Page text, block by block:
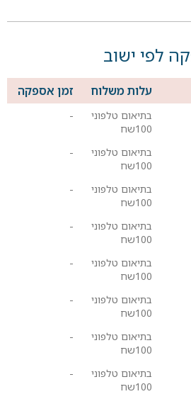
לפי ישוב
עלות משלוח זמן אספקה
בתיאום טלפוני
100שח
-
בתיאום טלפוני
100שח
-
בתיאום טלפוני
100שח
-
בתיאום טלפוני
100שח
-
בתיאום טלפוני
100שח
-
בתיאום טלפוני
100שח
-
בתיאום טלפוני
100שח
-
בתיאום טלפוני
100שח
-